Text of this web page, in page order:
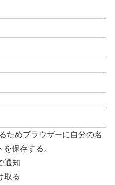
ためブラウザーに自分の名
保存する。
通知
取る